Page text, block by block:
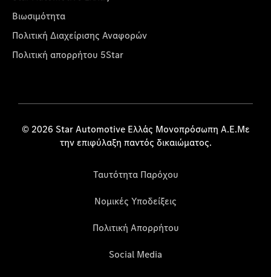
Βιωσιμότητα
Πολιτική Διαχείρισης Αναφορών
Πολιτική απορρήτου 5Star
© 2026 Star Automotive Ελλάς Μονοπρόσωπη Α.Ε.Με
την επιφύλαξη παντός δικαιώματος.
Ταυτότητα Παρόχου
Νομικές Υποδείξεις
Πολιτική Απορρήτου
Social Media